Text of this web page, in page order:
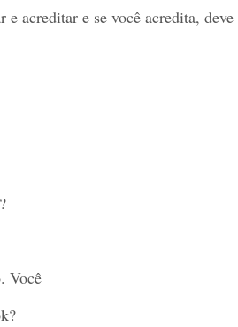
e acreditar e se você acredita, deve
Você